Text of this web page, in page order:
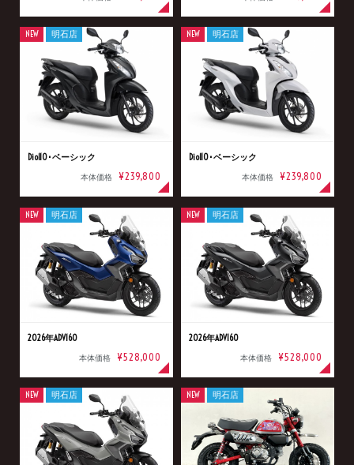
Dio110･ベーシック
本体価格 ¥239,800
NEW 明石店
Dio110･ベーシック
本体価格 ¥239,800
NEW 明石店
2026年ADV160
本体価格 ¥528,000
NEW 明石店
2026年ADV160
本体価格 ¥528,000
NEW 明石店
NEW 明石店 NEW 明石店